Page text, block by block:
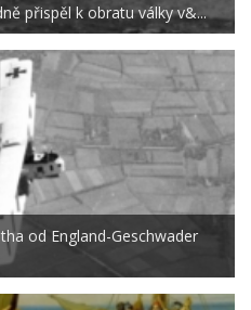
přispěl k obratu války v&...
od England-Geschwader